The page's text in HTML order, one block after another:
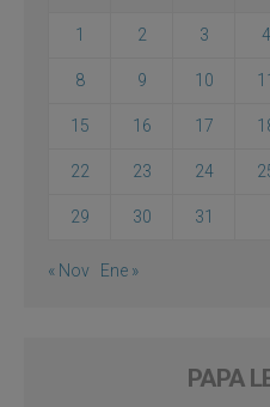
1 2 3 4
8 9 10
15 16 17
22 23 24
29 30 31
« Nov Ene »
PAPA